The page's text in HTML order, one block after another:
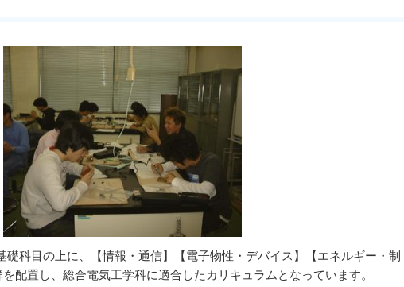
礎科目の上に、【情報・通信】【電子物性・デバイス】【エネルギー・制
配置し、総合電気工学科に適合したカリキュラムとなっています。